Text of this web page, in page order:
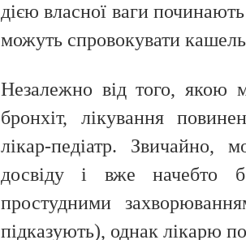
дією власної ваги
можуть спровокувати
Незалежно від того, якою
бронхіт, лікування
лікар-педіатр. Звичайно,
досвіду і вже начебто
простудними
підказують), однак лікарю